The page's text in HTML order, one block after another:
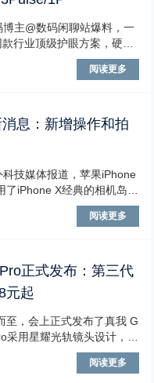
行业顶级护眼方案，硬件
阅读更多
息：新增操作和拍
技媒体报道，苹果iPhone
iPhone X经典的相机岛设
阅读更多
正式发布：第三代
元起
至，会上正式发布了真我 G
用星耀光轨镜头设计，提
阅读更多